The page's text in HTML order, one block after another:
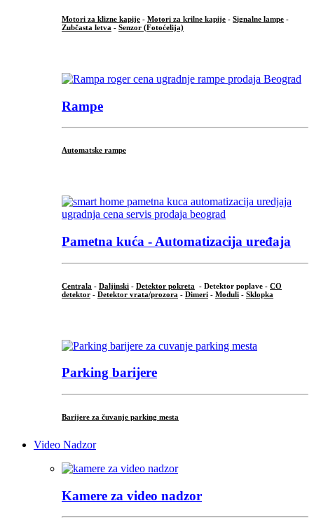
Motori za klizne kapije - Motori za krilne kapije - Signalne lampe -
Zubčasta letva - Senzor (Fotoćelija)
Rampe
Automatske rampe
Pametna kuća - Automatizacija uređaja
Centrala - Daljinski - Detektor pokreta - Detektor poplave - CO
detektor - Detektor vrata/prozora - Dimeri - Moduli - Sklopka
Parking barijere
Barijere za čuvanje parking mesta
Video Nadzor
Kamere za video nadzor